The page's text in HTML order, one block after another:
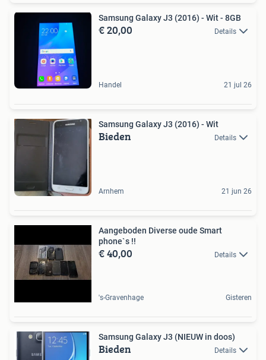
Samsung Galaxy J3 (2016) - Wit - 8GB
€ 20,00 Details
Handel 21 jul 26
Samsung Galaxy J3 (2016) - Wit
Bieden Details
Arnhem 21 jun 26
Aangeboden Diverse oude Smart
phone`s !!
€ 40,00 Details
's-Gravenhage Gisteren
Samsung Galaxy J3 (NIEUW in doos)
Bieden Details